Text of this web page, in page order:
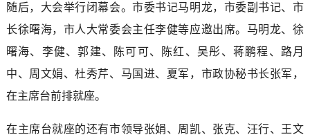
随后，大会举行闭幕会。市委书记马明龙，市委副书记、市
长徐曙海，市人大常委会主任李健等应邀出席。马明龙、徐
曙海、李健、郭建、陈可可、陈红、吴彤、蒋鹏程、路月
中、周文娟、杜秀芹、马国进、夏军，市政协秘书长张军，
在主席台前排就座。
在主席台就座的还有市领导张娟、周凯、张克、汪行、王文